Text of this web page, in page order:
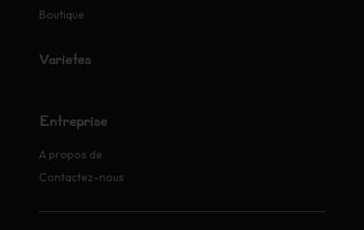
Boutique
Variétés
Entreprise
A propos de
Contactez-nous